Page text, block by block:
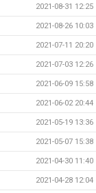
2021-08-31 12:25
2021-08-26 10:03
2021-07-11 20:20
2021-07-03 12:26
2021-06-09 15:58
2021-06-02 20:44
2021-05-19 13:36
2021-05-07 15:38
2021-04-30 11:40
2021-04-28 12:04